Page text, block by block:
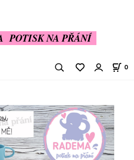
POTISK NA PŘÁNÍ
0